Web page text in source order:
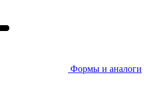
Формы и аналоги